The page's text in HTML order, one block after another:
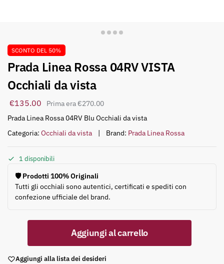
SCONTO DEL 50%
Prada Linea Rossa 04RV VISTA
Occhiali da vista
€270.00
€135.00
Prada Linea Rossa 04RV Blu Occhiali da vista
Categoria: Occhiali da vista Brand: Prada Linea Rossa
1 disponibili
🛡️ Prodotti 100% Originali
Tutti gli occhiali sono autentici, certificati e spediti con
confezione ufficiale del brand.
Aggiungi al carrello
Aggiungi alla lista dei desideri